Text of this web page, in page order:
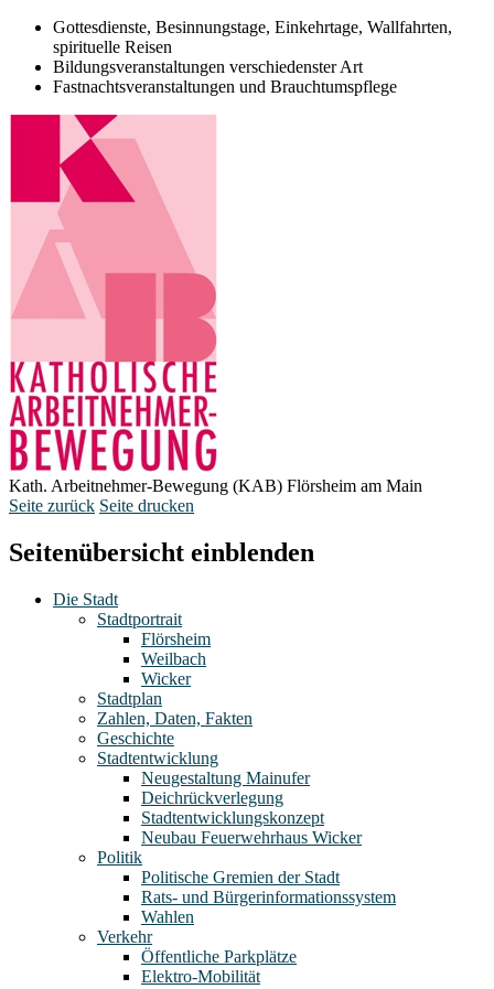
Gottesdienste, Besinnungstage, Einkehrtage, Wallfahrten,
spirituelle Reisen
Bildungsveranstaltungen verschiedenster Art
Fastnachtsveranstaltungen und Brauchtumspflege
Kath. Arbeitnehmer-Bewegung (KAB) Flörsheim am Main
Seite zurück Seite drucken
Seitenübersicht einblenden
Die Stadt
Stadtportrait
Flörsheim
Weilbach
Wicker
Stadtplan
Zahlen, Daten, Fakten
Geschichte
Stadtentwicklung
Neugestaltung Mainufer
Deichrückverlegung
Stadtentwicklungskonzept
Neubau Feuerwehrhaus Wicker
Politik
Politische Gremien der Stadt
Rats- und Bürgerinformationssystem
Wahlen
Verkehr
Öffentliche Parkplätze
Elektro-Mobilität